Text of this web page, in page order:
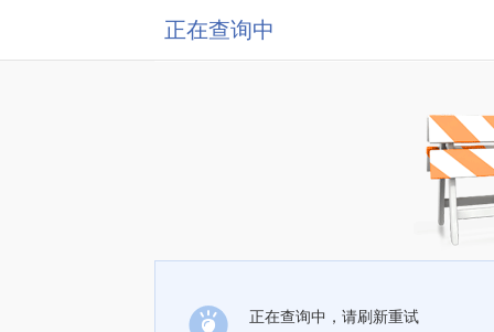
正在查询中
正在查询中，请刷新重试